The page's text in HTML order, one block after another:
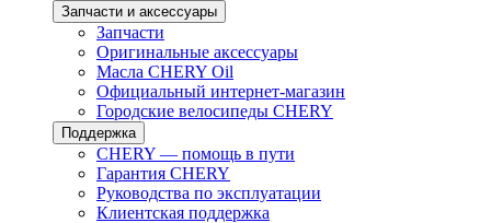
Запчасти и аксессуары
Запчасти
Оригинальные аксессуары
Масла CHERY Oil
Официальный интернет-магазин
Городские велосипеды CHERY
Поддержка
CHERY — помощь в пути
Гарантия CHERY
Руководства по эксплуатации
Клиентская поддержка